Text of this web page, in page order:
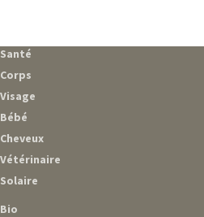
Santé
Corps
Visage
Bébé
Cheveux
Vétérinaire
Solaire
Bio